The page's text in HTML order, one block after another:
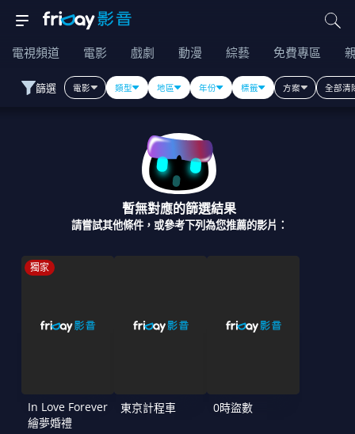
電視頻道 電影 戲劇 動漫 綜藝 免費專區
篩選 電影 類型 地區 年份 標籤 方案 全部清
暫無對應的篩選結果
請嘗試其他條件，或參考下列為您推薦的影片：
獨家
In Love Forever
繪夢婚禮
東京計程車 0時盜數